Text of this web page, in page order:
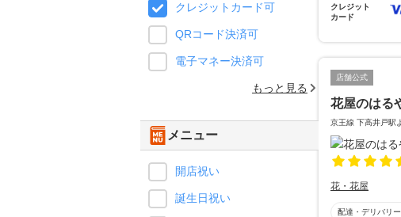
クレジット
カード
店舗公式
花屋のはる
京王線 下高井戸駅
花・花屋
配達・デリバリ
クレジットカード可
QRコード決済可
電子マネー決済可
もっと見る
メニュー
開店祝い
誕生日祝い